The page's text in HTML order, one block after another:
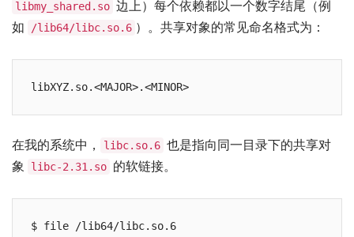
libmy_shared.so 边上）每个依赖都以一个数字结尾（例
如
/lib64/libc.so.6 ）。共享对象的常见命名格式为：
在我的系统中， libc.so.6 也是指向同一目录下的共享对
象
libc-2.31.so 的软链接。
$ file /lib64/libc.so.6